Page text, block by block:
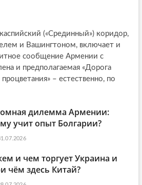
(«Срединный») коридор,
и Вашингтоном, включает и
сообщение Армении с
и предполагаемая «Дорога
– естественно, по
дилемма Армении:
учит опыт Болгарии?
и чем торгует Украина и
чём здесь Китай?